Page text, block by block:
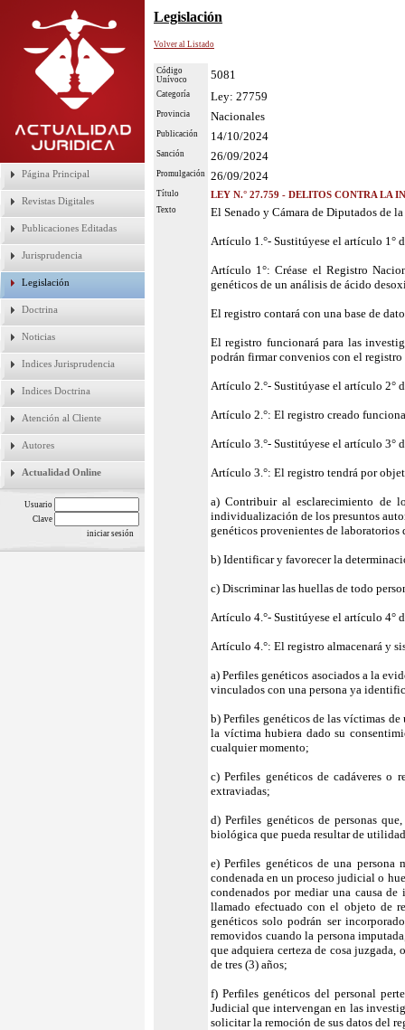
Página Principal
Revistas Digitales
Publicaciones Editadas
Jurisprudencia
Legislación
Doctrina
Noticias
Indices Jurisprudencia
Indices Doctrina
Atención al Cliente
Autores
Actualidad Online
Usuario
Clave
Legislación
Volver al Listado
Código
Unívoco
5081
Categoría Ley: 27759
Provincia Nacionales
Publicación 14/10/2024
Sanción 26/09/2024
Promulgación 26/09/2024
Título LEY N.° 27.759 - DELITOS CONTRA LA
Texto El Senado y Cámara de Diputados de
Artículo 1.°- Sustitúyese el artículo 1°
Artículo 1°: Créase el Registro
genéticos de un análisis de ácido
El registro contará con una base de
El registro funcionará para las
podrán firmar convenios con el
Artículo 2.°- Sustitúyase el artículo 2°
Artículo 2.°: El registro creado
Artículo 3.°- Sustitúyese el artículo 3°
Artículo 3.°: El registro tendrá por
a) Contribuir al esclarecimiento de
individualización de los presuntos
genéticos provenientes de laboratorios
b) Identificar y favorecer la
c) Discriminar las huellas de todo
Artículo 4.°- Sustitúyese el artículo 4°
Artículo 4.°: El registro almacenará y
a) Perfiles genéticos asociados a la
vinculados con una persona ya
b) Perfiles genéticos de las víctimas
la víctima hubiera dado su
cualquier momento;
c) Perfiles genéticos de cadáveres o
extraviadas;
d) Perfiles genéticos de personas
biológica que pueda resultar de
e) Perfiles genéticos de una persona
condenada en un proceso judicial o
condenados por mediar una causa
llamado efectuado con el objeto de
genéticos solo podrán ser
removidos cuando la persona
que adquiera certeza de cosa
de tres (3) años;
f) Perfiles genéticos del personal
Judicial que intervengan en las
solicitar la remoción de sus datos del